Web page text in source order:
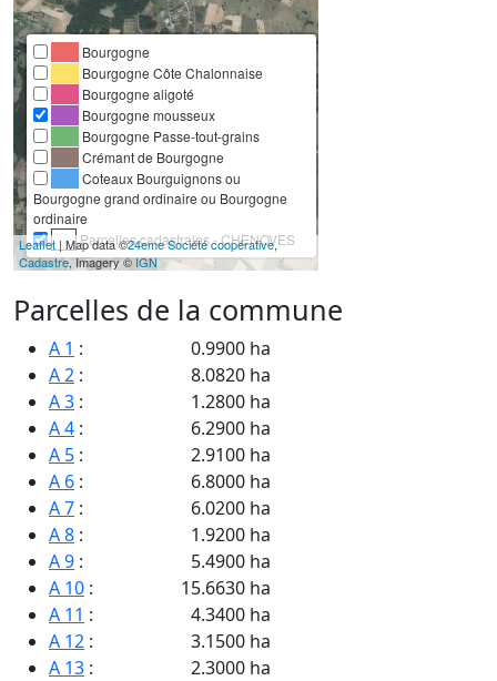
Bourgogne
Bourgogne Côte Chalonnaise
Bourgogne aligoté
Bourgogne mousseux
Bourgogne Passe-tout-grains
Crémant de Bourgogne
Coteaux Bourguignons ou
Bourgogne grand ordinaire ou Bourgogne
ordinaire
Parcelles cadastrales - CHENOVES
Leaflet | Map data ©24eme Société coopérative,
Cadastre, Imagery ©IGN
Parcelles de la commune
A 1 :
0.9900 ha
A 2 :
8.0820 ha
A 3 :
1.2800 ha
A 4 :
6.2900 ha
A 5 :
2.9100 ha
A 6 :
6.8000 ha
A 7 :
6.0200 ha
A 8 :
1.9200 ha
A 9 :
5.4900 ha
A 10 :
15.6630 ha
A 11 :
4.3400 ha
A 12 :
3.1500 ha
A 13 :
2.3000 ha